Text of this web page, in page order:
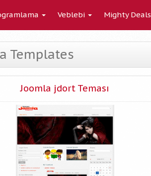
Veblebi Mighty Deals
Templates
Joomla jdort Teması